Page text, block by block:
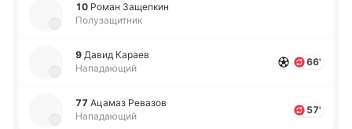
10 Роман За­ще­пкин
Полузащитник
9 Давид Караев
Нападающий
66'
77 Ацамаз Ре­ва­зов
Нападающий
57'